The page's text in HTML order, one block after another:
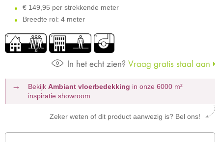
€ 149,95 per strekkende meter
Breedte rol: 4 meter
In het echt zien? Vraag gratis staal aan
Bekijk Ambiant vloerbedekking in onze 6000 m²
inspiratie showroom
Zeker weten of dit product aanwezig is? Bel ons!